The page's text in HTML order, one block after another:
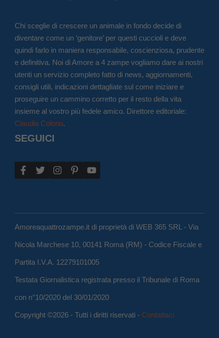
Chi sceglie di crescere un animale in fondo decide di
diventare come un ‘genitore’ per questi cuccioli e deve
quindi farlo in maniera responsabile, coscienziosa, prudente
e definitiva. Noi di Amore a 4 zampe vogliamo dare ai nostri
utenti un servizio completo fatto di news, aggiornamenti,
consigli utili, indicazioni dettagliate sul come iniziare e
proseguire un cammino corretto per il resto della vita
insieme al vostro più fedele amico. Direttore editoriale:
Claudia Colono.
SEGUICI
Amoreaquattrozampe.it di proprietà di WEB 365 SRL - Via
Nicola Marchese 10, 00141 Roma (RM) - Codice Fiscale e
Partita I.V.A. 12279101005
Testata Giornalistica registrata presso il Tribunale di Roma
con n°10/2020 del 30/01/2020
Copyright ©2026 - Tutti i diritti riservati - Contattaci